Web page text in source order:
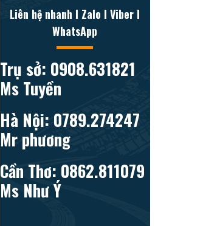
Liên hệ nhanh l Zalo l Viber l
WhatsApp
Trụ sở: 0908.631821
Ms Tuyền
Hà Nội: 0789.274247
Mr phương
Cần Thơ: 0862.811079
Ms Như Ý